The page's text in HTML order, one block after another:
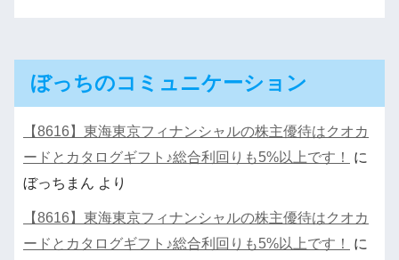
ぼっちのコミュニケーション
【8616】東海東京フィナンシャルの株主優待はクオカ
ードとカタログギフト♪総合利回りも5%以上です！
に
ぼっちまん より
【8616】東海東京フィナンシャルの株主優待はクオカ
ードとカタログギフト♪総合利回りも5%以上です！
に